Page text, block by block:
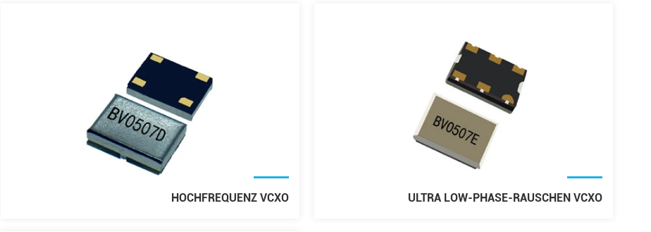
HOCHFREQUENZ VCXO ULTRA LOW-PHASE-RAUSCHEN VCXO